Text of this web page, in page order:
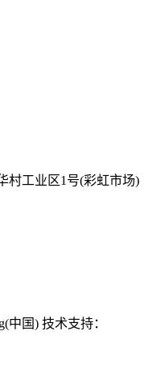
村工业区1号(彩虹市场)
国) 技术支持：